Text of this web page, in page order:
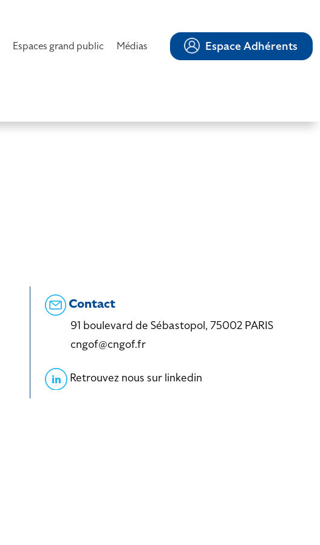
Espaces grand public Médias Espace Adhérents
Contact
91 boulevard de Sébastopol, 75002 PARIS
cngof@cngof.fr
Retrouvez nous sur linkedin